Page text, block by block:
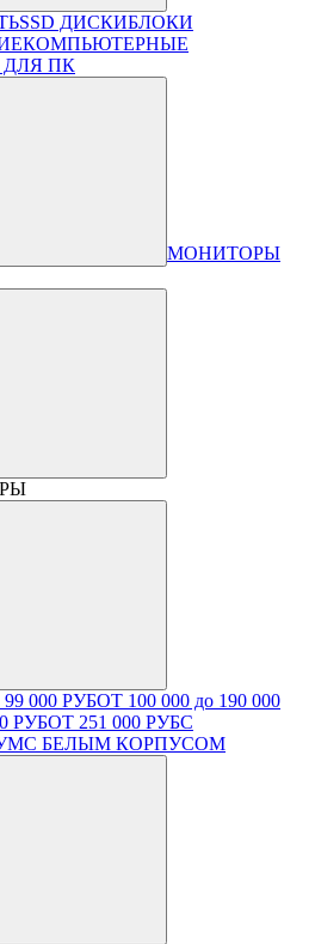
SSD ДИСКИБЛОКИ
КОМПЬЮТЕРНЫЕ
ПК
МОНИТОРЫ
000 РУБОТ 100 000 до 190 000
РУБОТ 251 000 РУБС
С БЕЛЫМ КОРПУСОМ